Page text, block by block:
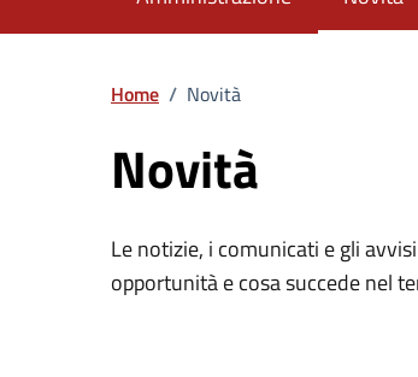
Home / Novità
Novità
Le notizie, i comunicati e gli
opportunità e cosa succede nel